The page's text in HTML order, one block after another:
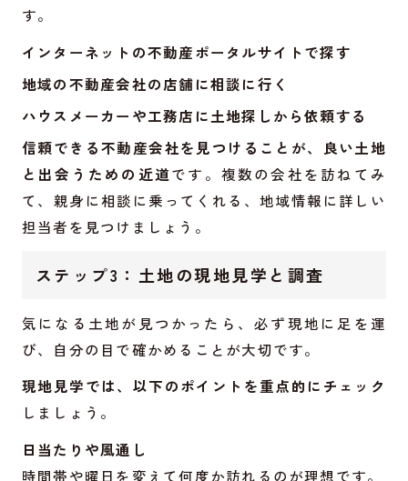
す。
インターネットの不動産ポータルサイトで探す
地域の不動産会社の店舗に相談に行く
ハウスメーカーや工務店に土地探しから依頼する
信頼できる不動産会社を見つけることが、良い土地
と出会うための近道です。複数の会社を訪ねてみ
て、親身に相談に乗ってくれる、地域情報に詳しい
担当者を見つけましょう。
ステップ3：土地の現地見学と調査
気になる土地が見つかったら、必ず現地に足を運
び、自分の目で確かめることが大切です。
現地見学では、以下のポイントを重点的にチェック
しましょう。
日当たりや風通し
時間帯や曜日を変えて何度か訪れるのが理想です。